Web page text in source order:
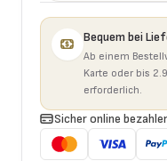
Bequem bei
Ab einem
Karte oder bis
erforderlich.
Sicher online